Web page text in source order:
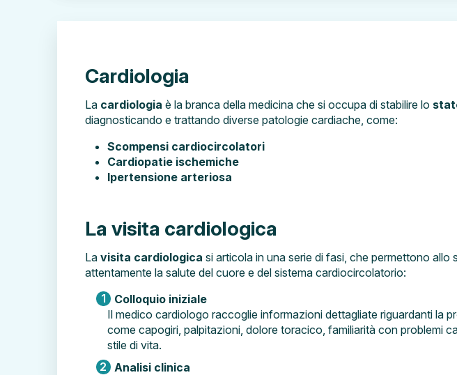
Cardiologia
La cardiologia è la branca della medicina che si occupa di stabilire lo
diagnosticando e trattando diverse patologie cardiache, come:
Scompensi cardiocircolatori
Cardiopatie ischemiche
Ipertensione arteriosa
La visita cardiologica
La visita cardiologica si articola in una serie di fasi, che permettono allo
attentamente la salute del cuore e del sistema cardiocircolatorio:
Colloquio iniziale
Il medico cardiologo raccoglie informazioni dettagliate riguardanti la
come capogiri, palpitazioni, dolore toracico, familiarità con problemi
stile di vita.
Analisi clinica